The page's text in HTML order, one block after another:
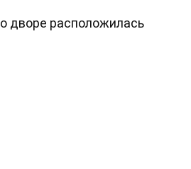
дворе расположилась